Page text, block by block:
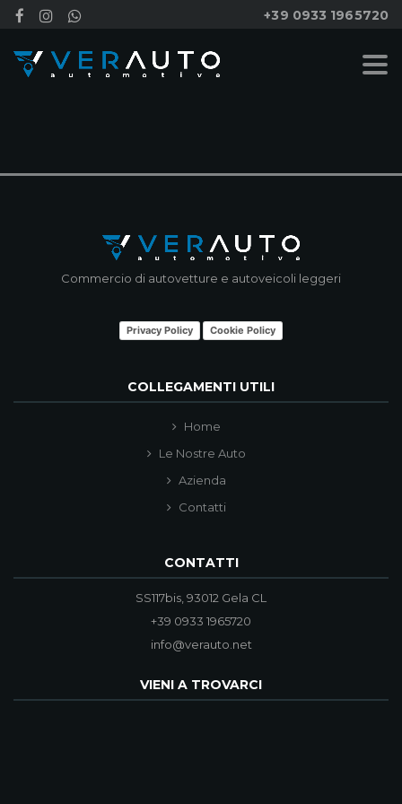
+39 0933 1965720
Commercio di autovetture e autoveicoli leggeri
Privacy Policy Cookie Policy
COLLEGAMENTI UTILI
Home
Le Nostre Auto
Azienda
Contatti
CONTATTI
SS117bis, 93012 Gela CL
+39 0933 1965720
info@verauto.net
VIENI A TROVARCI